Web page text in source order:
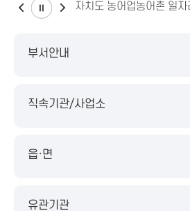
전북특별자치도 농어업농어촌 일
부서안내
직속기관/사업소
읍·면
유관기관